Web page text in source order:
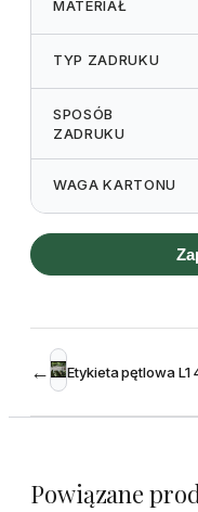
MATERIAŁ
TYP ZADRUKU
SPOSÓB
ZADRUKU
WAGA KARTONU
←
Powiązane